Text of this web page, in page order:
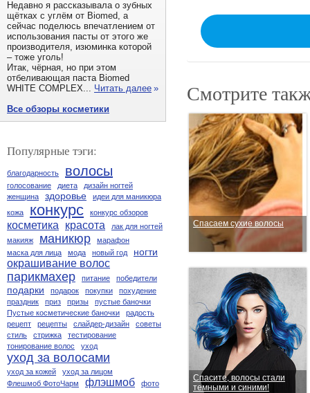
Смотрите
Спасаем сухие волосы
Спасите, волосы стали
темными и синими!
Недавно я рассказывала о зубных
щётках с углём от Biomed, а
сейчас поделюсь впечатлением от
использования пасты от этого же
производителя, изюминка которой
– тоже уголь!
Итак, чёрная, но при этом
отбеливающая паста Biomed
WHITE COMPLEX... Читать далее »
Все обзоры косметики
Популярные тэги:
благодарность волосы
голосование диета
дизайн ногтей
женщина
здоровье
идеи для маникюра
кожа
конкурс конкурс обзоров
косметика красота
лак для ногтей
макияж
маникюр
марафон
маска для лица
мода новый год ногти
окрашивание волос
парикмахер питание победители
подарки подарок покупки
похудение
праздник
приз призы
пустые баночки
Пустые косметические баночки
радость
рецепт
рецепты слайдер-дизайн
советы
стиль
стрижка
тестирование
тонирование волос
уход
уход за волосами
уход за кожей
уход за лицом
Флешмоб ФотоЧарм
флэшмоб фото